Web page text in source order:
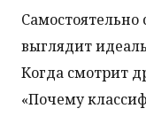
Самостоятельно
выглядит
Когда смотрит
«Почему